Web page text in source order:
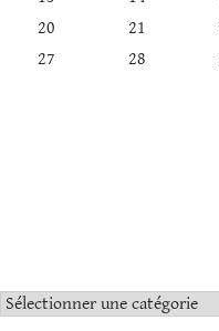
20
21
27
28
Catégories